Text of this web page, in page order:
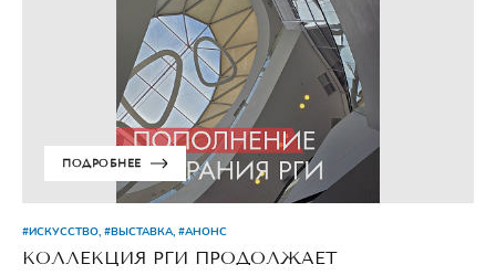
ПОДРОБНЕЕ
#ИСКУССТВО, #ВЫСТАВКА, #АНОНС
КОЛЛЕКЦИЯ РГИ ПРОДОЛЖАЕТ